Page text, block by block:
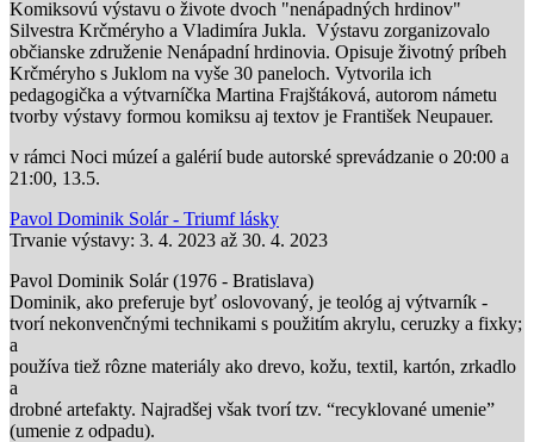
Komiksovú výstavu o živote dvoch "nenápadných hrdinov"
Silvestra Krčméryho a Vladimíra Jukla. Výstavu zorganizovalo
občianske združenie Nenápadní hrdinovia. Opisuje životný príbeh
Krčméryho s Juklom na vyše 30 paneloch. Vytvorila ich
pedagogička a výtvarníčka Martina Frajštáková, autorom námetu
tvorby výstavy formou komiksu aj textov je František Neupauer.
v rámci Noci múzeí a galérií bude autorské sprevádzanie o 20:00 a
21:00, 13.5.
Pavol Dominik Solár - Triumf lásky
Trvanie výstavy: 3. 4. 2023 až 30. 4. 2023
Pavol Dominik Solár (1976 - Bratislava)
Dominik, ako preferuje byť oslovovaný, je teológ aj výtvarník -
tvorí nekonvenčnými technikami s použitím akrylu, ceruzky a fixky;
a
používa tiež rôzne materiály ako drevo, kožu, textil, kartón, zrkadlo
a
drobné artefakty. Najradšej však tvorí tzv. “recyklované umenie”
(umenie z odpadu).